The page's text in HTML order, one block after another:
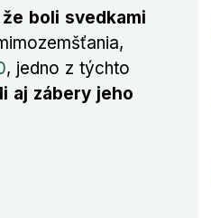
boli svedkami
, jedno z týchto
aj zábery jeho